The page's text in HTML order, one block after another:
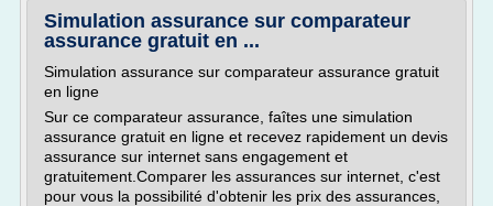
Simulation assurance sur comparateur
assurance gratuit en ...
Simulation assurance sur comparateur assurance gratuit
en ligne
Sur ce comparateur assurance, faîtes une simulation
assurance gratuit en ligne et recevez rapidement un devis
assurance sur internet sans engagement et
gratuitement.Comparer les assurances sur internet, c'est
pour vous la possibilité d'obtenir les prix des assurances,